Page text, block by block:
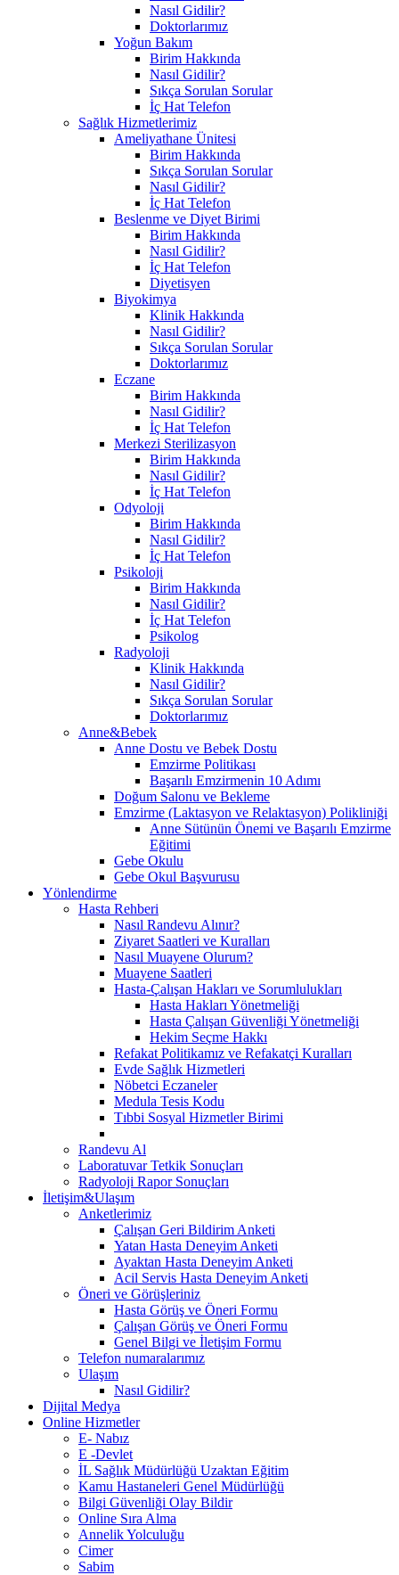
Nasıl Gidilir?
Doktorlarımız
Yoğun Bakım
Birim Hakkında
Nasıl Gidilir?
Sıkça Sorulan Sorular
İç Hat Telefon
Sağlık Hizmetlerimiz
Ameliyathane Ünitesi
Birim Hakkında
Sıkça Sorulan Sorular
Nasıl Gidilir?
İç Hat Telefon
Beslenme ve Diyet Birimi
Birim Hakkında
Nasıl Gidilir?
İç Hat Telefon
Diyetisyen
Biyokimya
Klinik Hakkında
Nasıl Gidilir?
Sıkça Sorulan Sorular
Doktorlarımız
Eczane
Birim Hakkında
Nasıl Gidilir?
İç Hat Telefon
Merkezi Sterilizasyon
Birim Hakkında
Nasıl Gidilir?
İç Hat Telefon
Odyoloji
Birim Hakkında
Nasıl Gidilir?
İç Hat Telefon
Psikoloji
Birim Hakkında
Nasıl Gidilir?
İç Hat Telefon
Psikolog
Radyoloji
Klinik Hakkında
Nasıl Gidilir?
Sıkça Sorulan Sorular
Doktorlarımız
Anne&Bebek
Anne Dostu ve Bebek Dostu
Emzirme Politikası
Başarılı Emzirmenin 10 Adımı
Doğum Salonu ve Bekleme
Emzirme (Laktasyon ve Relaktasyon) Polikliniği
Anne Sütünün Önemi ve Başarılı Emzirme
Eğitimi
Gebe Okulu
Gebe Okul Başvurusu
Yönlendirme
Hasta Rehberi
Nasıl Randevu Alınır?
Ziyaret Saatleri ve Kuralları
Nasıl Muayene Olurum?
Muayene Saatleri
Hasta-Çalışan Hakları ve Sorumlulukları
Hasta Hakları Yönetmeliği
Hasta Çalışan Güvenliği Yönetmeliği
Hekim Seçme Hakkı
Refakat Politikamız ve Refakatçi Kuralları
Evde Sağlık Hizmetleri
Nöbetci Eczaneler
Medula Tesis Kodu
Tıbbi Sosyal Hizmetler Birimi
Randevu Al
Laboratuvar Tetkik Sonuçları
Radyoloji Rapor Sonuçları
İletişim&Ulaşım
Anketlerimiz
Çalışan Geri Bildirim Anketi
Yatan Hasta Deneyim Anketi
Ayaktan Hasta Deneyim Anketi
Acil Servis Hasta Deneyim Anketi
Öneri ve Görüşleriniz
Hasta Görüş ve Öneri Formu
Çalışan Görüş ve Öneri Formu
Genel Bilgi ve İletişim Formu
Telefon numaralarımız
Ulaşım
Nasıl Gidilir?
Dijital Medya
Online Hizmetler
E- Nabız
E -Devlet
İL Sağlık Müdürlüğü Uzaktan Eğitim
Kamu Hastaneleri Genel Müdürlüğü
Bilgi Güvenliği Olay Bildir
Online Sıra Alma
Annelik Yolculuğu
Cimer
Sabim